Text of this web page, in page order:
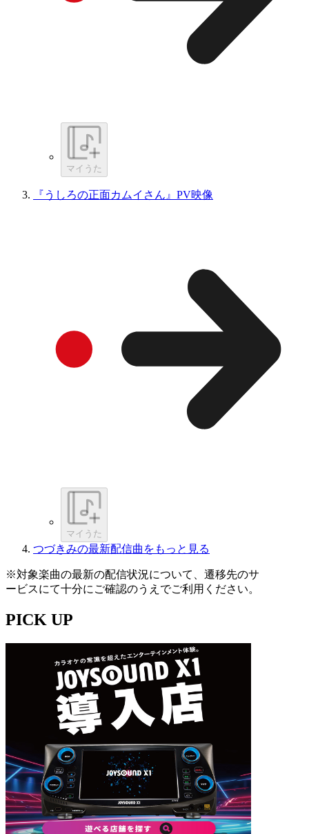
マイうた
『うしろの正面カムイさん』PV映像
マイうた
つづきみの最新配信曲をもっと見る
※対象楽曲の最新の配信状況について、遷移先のサ
ービスにて十分にご確認のうえでご利用ください。
PICK UP